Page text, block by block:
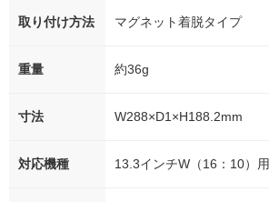
取り付け方法 マグネット着脱タイプ
重量 約36g
寸法 W288×D1×H188.2mm
対応機種 13.3インチW（16：10）用